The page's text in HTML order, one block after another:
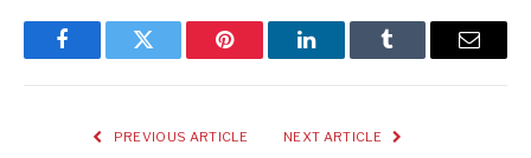
FacebookTwitter Pinterest LinkedInTumblr Email
PREVIOUS ARTICLE NEXT ARTICLE